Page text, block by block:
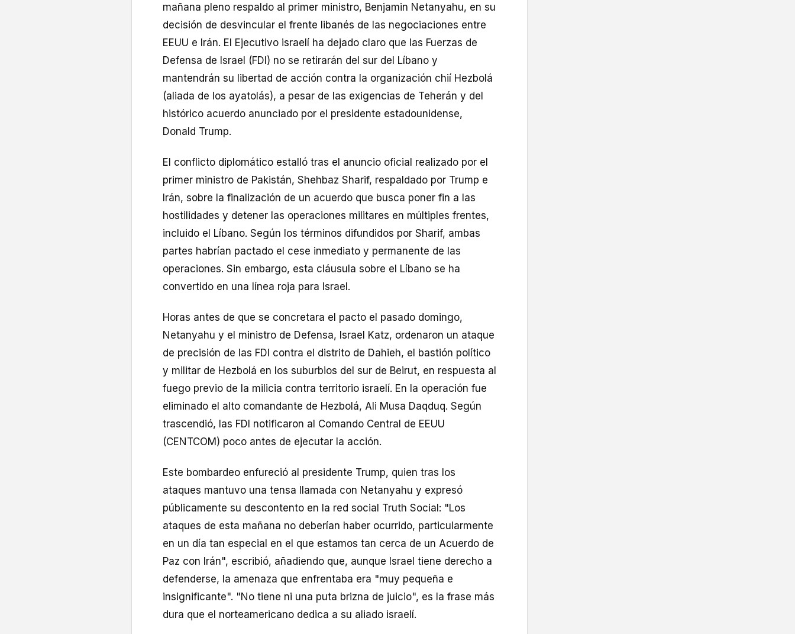
mañana pleno respaldo al primer ministro, Benjamin Netanyahu, en su
decisión de desvincular el frente libanés de las negociaciones entre
EEUU e Irán. El Ejecutivo israelí ha dejado claro que las Fuerzas de
Defensa de Israel (FDI) no se retirarán del sur del Líbano y
mantendrán su libertad de acción contra la organización chií Hezbolá
(aliada de los ayatolás), a pesar de las exigencias de Teherán y del
histórico acuerdo anunciado por el presidente estadounidense,
Donald Trump.
El conflicto diplomático estalló tras el anuncio oficial realizado por el
primer ministro de Pakistán, Shehbaz Sharif, respaldado por Trump e
Irán, sobre la finalización de un acuerdo que busca poner fin a las
hostilidades y detener las operaciones militares en múltiples frentes,
incluido el Líbano. Según los términos difundidos por Sharif, ambas
partes habrían pactado el cese inmediato y permanente de las
operaciones. Sin embargo, esta cláusula sobre el Líbano se ha
convertido en una línea roja para Israel.
Horas antes de que se concretara el pacto el pasado domingo,
Netanyahu y el ministro de Defensa, Israel Katz, ordenaron un ataque
de precisión de las FDI contra el distrito de Dahieh, el bastión político
y militar de Hezbolá en los suburbios del sur de Beirut, en respuesta al
fuego previo de la milicia contra territorio israelí. En la operación fue
eliminado el alto comandante de Hezbolá, Ali Musa Daqduq. Según
trascendió, las FDI notificaron al Comando Central de EEUU
(CENTCOM) poco antes de ejecutar la acción.
Este bombardeo enfureció al presidente Trump, quien tras los
ataques mantuvo una tensa llamada con Netanyahu y expresó
públicamente su descontento en la red social Truth Social: "Los
ataques de esta mañana no deberían haber ocurrido, particularmente
en un día tan especial en el que estamos tan cerca de un Acuerdo de
Paz con Irán", escribió, añadiendo que, aunque Israel tiene derecho a
defenderse, la amenaza que enfrentaba era "muy pequeña e
insignificante". "No tiene ni una puta brizna de juicio", es la frase más
dura que el norteamericano dedica a su aliado israelí.